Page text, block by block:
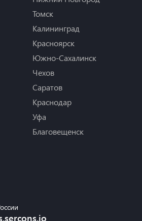
Томск
Калининград
Красноярск
Южно-Сахалинск
Чехов
Саратов
Краснодар
Уфа
Благовещенск